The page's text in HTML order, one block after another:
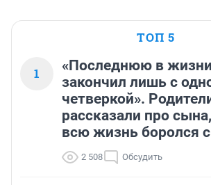
ТОП 5
1
«Последнюю в
закончил лишь с
четверкой».
рассказали про
всю жизнь боролся
2 508 Обсудить